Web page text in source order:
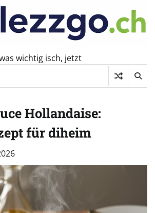
wichtig isch, jetzt
Hollandaise:
für diheim